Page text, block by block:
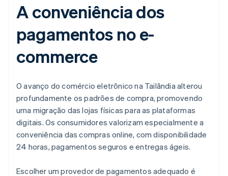
A conveniência dos
pagamentos no e-
commerce
O avanço do comércio eletrônico na Tailândia alterou
profundamente os padrões de compra, promovendo
uma migração das lojas físicas para as plataformas
digitais. Os consumidores valorizam especialmente a
conveniência das compras online, com disponibilidade
24 horas, pagamentos seguros e entregas ágeis.
Escolher um provedor de pagamentos adequado é